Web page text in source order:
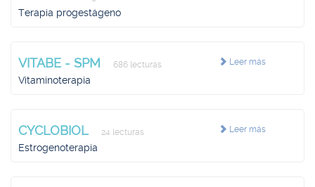
Terapia progestágeno
Leer más
VITABE - SPM 686 lecturas
Vitaminoterapia
Leer más
CYCLOBIOL 24 lecturas
Estrogenoterapia